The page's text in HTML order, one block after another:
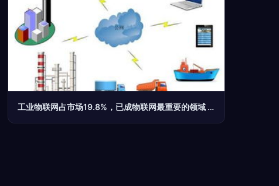
工业物联网占市场19.8%，已成物联网最重要的领域 网络技术开发及设计趋势解析